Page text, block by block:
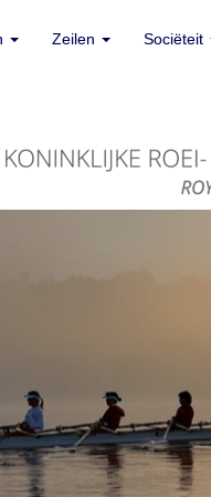
Zeilen Sociëteit
Zeilen Sociëteit